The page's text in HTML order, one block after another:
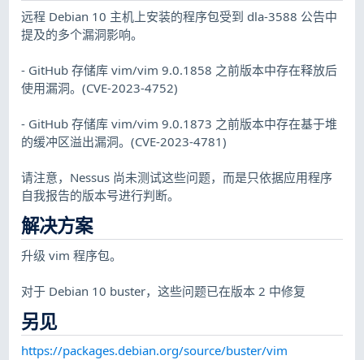
远程 Debian 10 主机上安装的程序包受到 dla-3588 公告中
提及的多个漏洞影响。
- GitHub 存储库 vim/vim 9.0.1858 之前版本中存在释放后
使用漏洞。(CVE-2023-4752)
- GitHub 存储库 vim/vim 9.0.1873 之前版本中存在基于堆
的缓冲区溢出漏洞。(CVE-2023-4781)
请注意，Nessus 尚未测试这些问题，而是只依据应用程序
自我报告的版本号进行判断。
解决方案
升级 vim 程序包。
对于 Debian 10 buster，这些问题已在版本 2 中修复
另见
https://packages.debian.org/source/buster/vim